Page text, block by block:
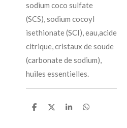
sodium coco sulfate
(SCS),sodium cocoyl
isethionate (SCI),eau,acide
citrique,cristaux de soude
(carbonate de sodium),
huiles essentielles.
P
P
P
P